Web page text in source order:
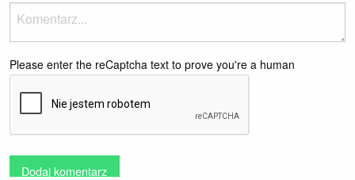
Please enter the reCaptcha text to prove you're a human
Dodaj komentarz